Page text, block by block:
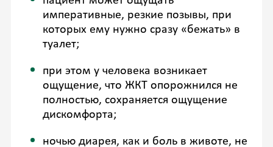
императивные, резкие позывы, при
которых ему нужно сразу «бежать» в
туалет;
при этом у человека возникает
ощущение, что ЖКТ опорожнился не
полностью, сохраняется ощущение
дискомфорта;
ночью диарея, как и боль в животе, не